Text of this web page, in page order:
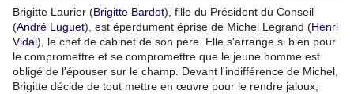
Brigitte Laurier (Brigitte Bardot), fille du Président du Conseil
(André Luguet), est éperdument éprise de Michel Legrand (Henri
Vidal), le chef de cabinet de son père. Elle s'arrange si bien pour
le compromettre et se compromettre que le jeune homme est
obligé de l'épouser sur le champ. Devant l'indifférence de Michel,
Brigitte décide de tout mettre en œuvre pour le rendre jaloux,